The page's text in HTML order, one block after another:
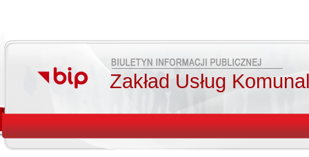
Zakład Usług